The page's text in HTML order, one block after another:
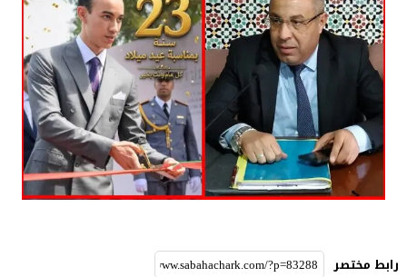
رابط مختصر